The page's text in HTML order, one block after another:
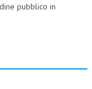
pubblico in